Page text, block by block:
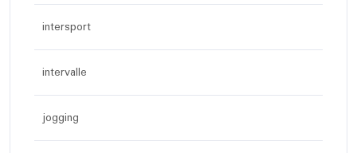
intersport
intervalle
jogging